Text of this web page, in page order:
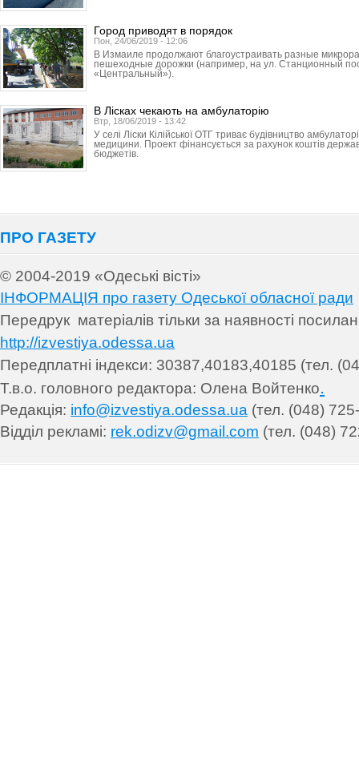
Город приводят в порядок
Пон, 24/06/2019 - 12:06
В Измаиле продолжают благоустраивать разные
пешеходные дорожки (например, на ул. Станционный
«Центральный»).
В Лісках чекають на амбулаторію
Втр, 18/06/2019 - 13:42
У селі Ліски Кілійської ОТГ триває будівництво
медицини. Проект фінансується за рахунок коштів
бюджетів.
ПРО ГАЗЕТУ
© 2004-2019 «Одеські вісті»
ІНФОРМАЦІЯ про газету Одеської обласної ради
Передрук матеріалів тільки за наявності
http://izvestiya.odessa.ua
Передплатні індекси: 30387,40183,40185 (тел.
Т.в.о. головного редактора: Олена Войтенко.
Редакція: info@izvestiya.odessa.ua (тел. (048)
Відділ рекламі: rek.odizv@gmail.com (тел. (048)